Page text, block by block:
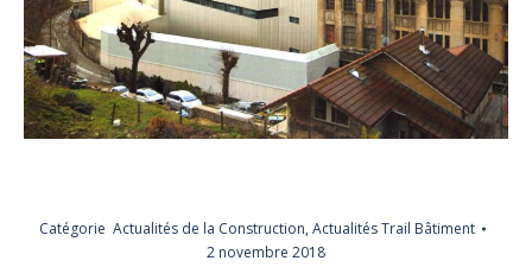
Catégorie Actualités de la Construction, Actualités Trail Bâtiment
2 novembre 2018